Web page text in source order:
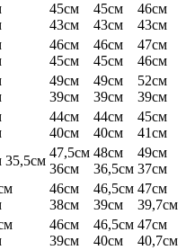
45см
43см
45см
43см
46см
43см
46см
45см
46см
45см
47см
46см
49см
39см
49см
39см
52см
39см
44см
40см
44см
40см
45см
41см
35,5см
47,5см
36см
48см
36,5см
49см
37см
46см
38см
46,5см
39см
47см
39,7см
46см
39см
46,5см
40см
47см
40,7см